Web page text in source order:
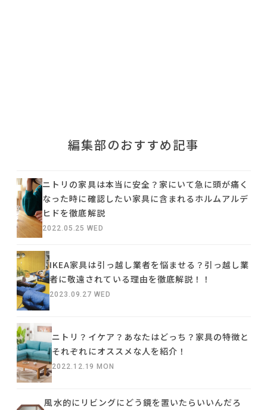
編集部のおすすめ記事
ニトリの家具は本当に安全？家にいて急に頭が痛く
なった時に確認したい家具に含まれるホルムアルデ
ヒドを徹底解説
2022.05.25 WED
IKEA家具は引っ越し業者を悩ませる？引っ越し業
者に敬遠されている理由を徹底解説！！
2023.09.27 WED
ニトリ？イケア？あなたはどっち？家具の特徴と
それぞれにオススメな人を紹介！
2022.12.19 MON
風水的にリビングにどう鏡を置いたらいいんだろ